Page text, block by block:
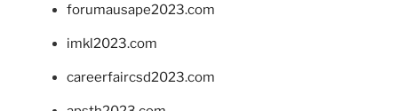
forumausape2023.com
imkl2023.com
careerfaircsd2023.com